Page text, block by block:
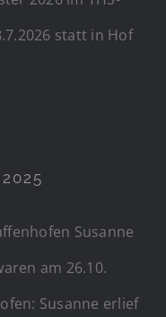
statt in Hof
Susanne
am 26.10.
Susanne erlief